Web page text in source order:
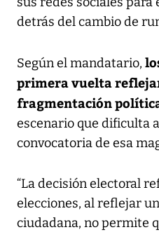
detrás del cambio de
Según el mandatario,
primera vuelta
fragmentación
escenario que dificulta
convocatoria de esa
“La decisión electoral
elecciones, al reflejar
ciudadana, no permite